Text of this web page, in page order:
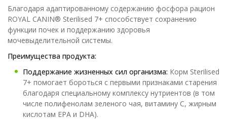
Благодаря адаптированному содержанию фосфора рацион
ROYAL CANIN® Sterilised 7+ способствует сохранению
функции почек и поддержанию здоровья
мочевыделительной системы.
Преимущества продукта:
Поддержание жизненных сил организма: Корм Sterilised
7+ помогает бороться с первыми признаками старения
благодаря специальному комплексу нутриентов (в том
числе полифенолам зеленого чая, витамину C, жирным
кислотам EPA и DHA).